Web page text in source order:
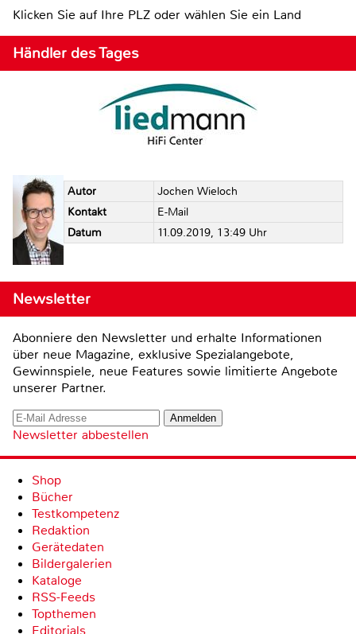
Klicken Sie auf Ihre PLZ oder wählen Sie ein Land
Händler des Tages
Autor
Jochen Wieloch
Kontakt
E-Mail
Datum
11.09.2019, 13:49 Uhr
Newsletter
Abonniere den Newsletter und erhalte Informationen
über neue Magazine, exklusive Spezialangebote,
Gewinnspiele, neue Features sowie limitierte Angebote
unserer Partner.
Newsletter abbestellen
Shop
Bücher
Testkompetenz
Redaktion
Gerätedaten
Bildergalerien
Kataloge
RSS-Feeds
Topthemen
Editorials